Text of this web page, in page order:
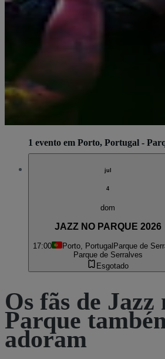
1 evento em Porto, Portugal -
jul
4
dom
JAZZ NO PARQUE 2026
17:00 Porto, PortugalParque de
Parque de Serralves
Esgotado
Os fãs de Jazz
Parque
adoram